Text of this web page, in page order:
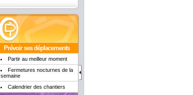
Prévoir ses déplacements
Partir au meilleur moment
Fermetures nocturnes de la
semaine
Calendrier des chantiers